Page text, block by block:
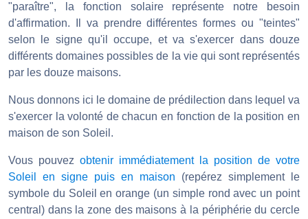
"paraître", la fonction solaire représente notre besoin
d'affirmation. Il va prendre différentes formes ou "teintes"
selon le signe qu'il occupe, et va s'exercer dans douze
différents domaines possibles de la vie qui sont représentés
par les douze maisons.
Nous donnons ici le domaine de prédilection dans lequel va
s'exercer la volonté de chacun en fonction de la position en
maison de son Soleil.
Vous pouvez obtenir immédiatement la position de votre
Soleil en signe puis en maison (repérez simplement le
symbole du Soleil en orange (un simple rond avec un point
central) dans la zone des maisons à la périphérie du cercle